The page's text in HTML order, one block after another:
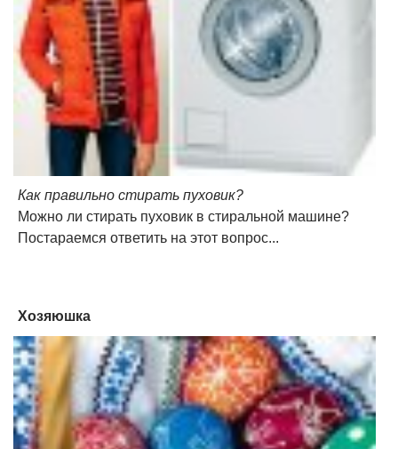
Как правильно стирать пуховик?
Можно ли стирать пуховик в стиральной машине?
Постараемся ответить на этот вопрос...
Хозяюшка